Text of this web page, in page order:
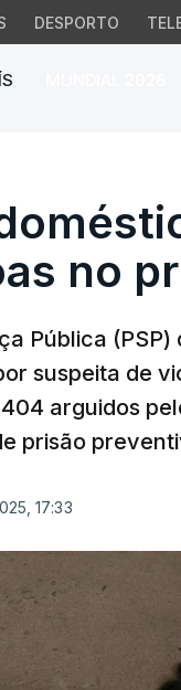
DESPORTO
no
Pública
suspeita de
arguidos
prisão
17:33